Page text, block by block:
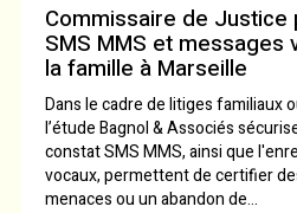
Commissaire de
SMS MMS et messages
la famille à Marseille
Dans le cadre de litiges familiaux
l’étude Bagnol & Associés
constat SMS MMS, ainsi que
vocaux, permettent de certifier
menaces ou un abandon de...